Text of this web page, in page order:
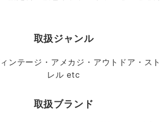
取扱ジャンル
ンテージ・アメカジ・アウトドア・ス
レル etc
取扱ブランド